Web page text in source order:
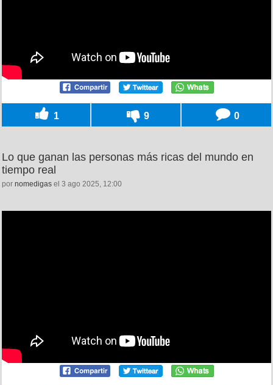
1 9 0
Lo que ganan las personas más ricas del mundo en
tiempo real
por nomedigas el 3 ago 2025, 12:00